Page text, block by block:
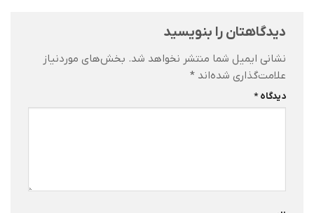
دیدگاهتان را بنویسید
نشانی ایمیل شما منتشر نخواهد شد. بخش‌های موردنیاز
علامت‌گذاری شده‌اند *
دیدگاه*